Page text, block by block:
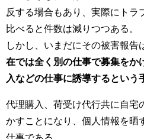
反する場合もあり、実際にトラ
比べると件数は減りつつある。
しかし、いまだにその被害報告
在では全く別の仕事で募集をか
入などの仕事に誘導するという
代理購入、荷受け代行共に自宅
かすことになり、個人情報を晒
仕事である。